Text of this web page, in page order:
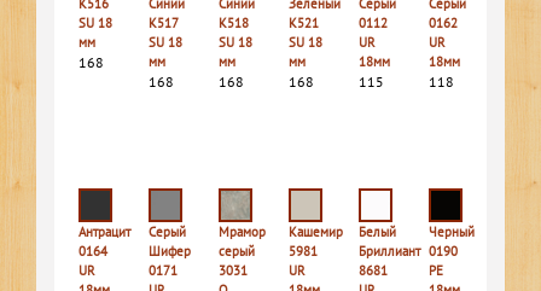
К516
SU 18
мм
168
Синий
К517
SU 18
мм
168
Синий
К518
SU 18
мм
168
Зеленый
К521
SU 18
мм
168
Серый
0112
UR
18мм
115
Серый
0162
UR
18мм
118
Антрацит
0164
UR
Серый
Шифер
0171
Мрамор
серый
3031
Кашемир
5981
UR
Белый
Бриллиант
8681
Черный
0190
PE